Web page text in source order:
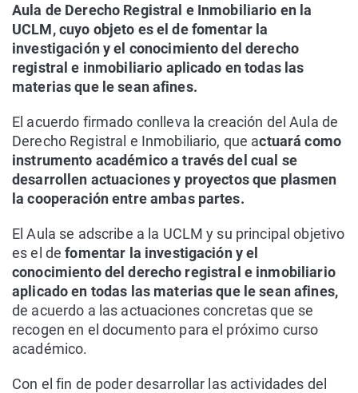
Aula de Derecho Registral e Inmobiliario en la
UCLM, cuyo objeto es el de fomentar la
investigación y el conocimiento del derecho
registral e inmobiliario aplicado en todas las
materias que le sean afines.
El acuerdo firmado conlleva la creación del Aula de
Derecho Registral e Inmobiliario, que actuará como
instrumento académico a través del cual se
desarrollen actuaciones y proyectos que plasmen
la cooperación entre ambas partes.
El Aula se adscribe a la UCLM y su principal objetivo
es el de fomentar la investigación y el
conocimiento del derecho registral e inmobiliario
aplicado en todas las materias que le sean afines,
de acuerdo a las actuaciones concretas que se
recogen en el documento para el próximo curso
académico.
Con el fin de poder desarrollar las actividades del